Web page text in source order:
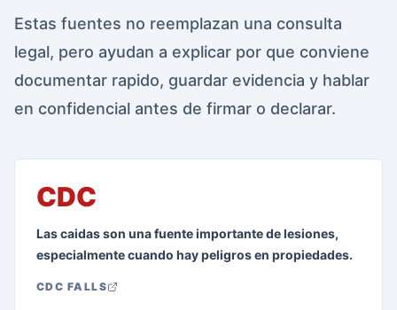
Estas fuentes no reemplazan una consulta
legal, pero ayudan a explicar por que conviene
documentar rapido, guardar evidencia y hablar
en confidencial antes de firmar o declarar.
CDC
Las caidas son una fuente importante de lesiones,
especialmente cuando hay peligros en propiedades.
CDC FALLS